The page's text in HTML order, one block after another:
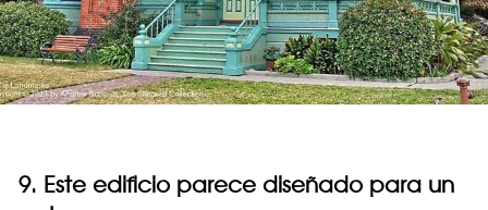
9. Este edificio parece diseñado para un